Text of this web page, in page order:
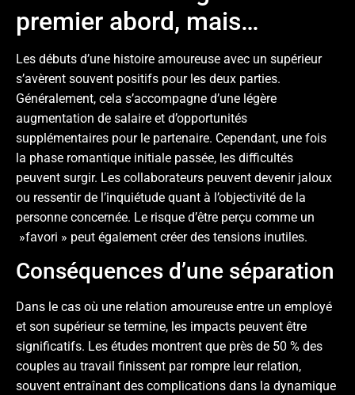
premier abord, mais…
Les débuts d’une histoire amoureuse avec un supérieur
s’avèrent souvent positifs pour les deux parties.
Généralement, cela s’accompagne d’une légère
augmentation de salaire et d’opportunités
supplémentaires pour le partenaire. Cependant, une fois
la phase romantique initiale passée, les difficultés
peuvent surgir. Les collaborateurs peuvent devenir jaloux
ou ressentir de l’inquiétude quant à l’objectivité de la
personne concernée. Le risque d’être perçu comme un
»favori » peut également créer des tensions inutiles.
Conséquences d’une séparation
Dans le cas où une relation amoureuse entre un employé
et son supérieur se termine, les impacts peuvent être
significatifs. Les études montrent que près de 50 % des
couples au travail finissent par rompre leur relation,
souvent entraînant des complications dans la dynamique